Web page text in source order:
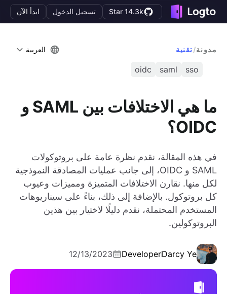
Star 14.3k تسجيل الدخول ابدأ الآن
مدونة/تقنية العربية
sso
saml
oidc
ما هي الاختلافات بين SAML و
OIDC؟
في هذه المقالة، نقدم نظرة عامة على بروتوكولات
SAML و OIDC، إلى جانب عمليات المصادقة النموذجية
لكل منها. نقارن الاختلافات المتميزة ومميزات وعيوب
كل بروتوكول. بالإضافة إلى ذلك، بناءً على سيناريوهات
المستخدم المحتملة، نقدم دليلًا لاختيار بين هذين
البروتوكولين.
Darcy Ye
Developer
12/13/2023